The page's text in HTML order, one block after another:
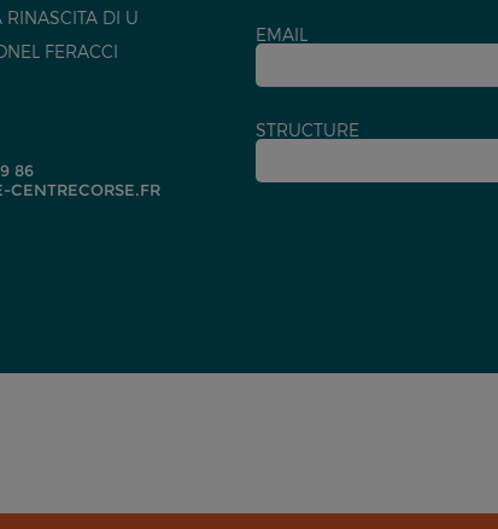
RINASCITA DI U
FERACCI
86
CENTRECORSE.FR
EMAIL
STRUCTURE